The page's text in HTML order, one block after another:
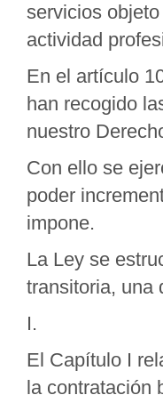
servicios
actividad
En el artículo
han recogido
nuestro
Con ello se
poder
impone.
La Ley se
transitoria, una
I.
El Capítulo I
la contratación